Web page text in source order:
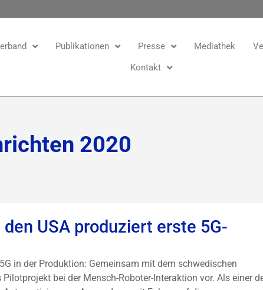
Publikationen Presse Mediathek
Kontakt
2020
USA produziert erste 5G-
in der Produktion: Gemeinsam mit dem schwedischen
bei der Mensch-Roboter-Interaktion vor. Als einer